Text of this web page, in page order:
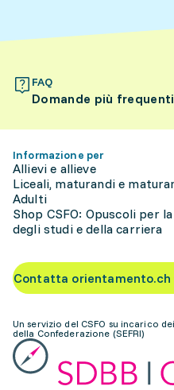
FAQ
Domande più frequenti
Informazione per
Allievi e allieve
Liceali, maturandi e
Adulti
Shop CSFO: Opuscoli per
degli studi e della carriera
Contatta orientamento.ch
Un servizio del CSFO su incarico
della Confederazione (SEFRI)